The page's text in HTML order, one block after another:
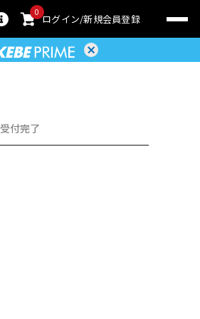
0
ログイン 新規会員登録
受付完了